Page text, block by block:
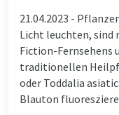
21.04.2023 -
Licht leuchten, sind
Fiction-Fernsehens
traditionellen
oder Toddalia
Blauton